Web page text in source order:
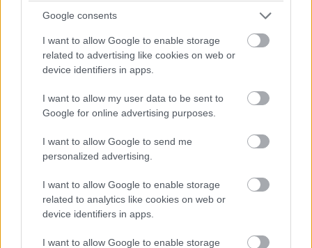
Google consents
I want to allow Google to enable storage
related to advertising like cookies on web or
device identifiers in apps.
I want to allow my user data to be sent to
Google for online advertising purposes.
I want to allow Google to send me
personalized advertising.
I want to allow Google to enable storage
related to analytics like cookies on web or
device identifiers in apps.
I want to allow Google to enable storage